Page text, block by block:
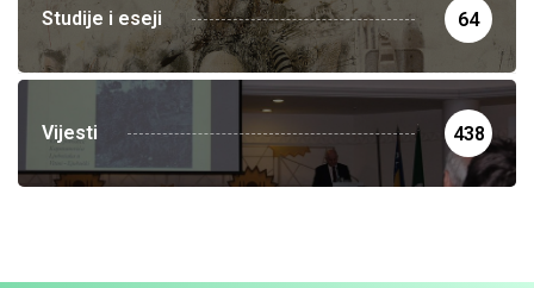
Studije i eseji 64
Vijesti 438